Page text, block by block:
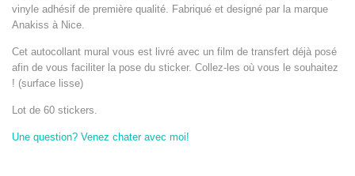
vinyle adhésif de première qualité. Fabriqué et designé par la marque
Anakiss à Nice.
Cet autocollant mural vous est livré avec un film de transfert déjà posé
afin de vous faciliter la pose du sticker. Collez-les où vous le souhaitez
! (surface lisse)
Lot de 60 stickers.
Une question? Venez chater avec moi!